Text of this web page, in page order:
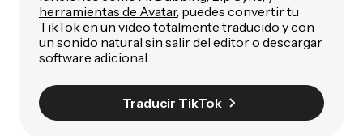
herramientas de Avatar, puedes convertir tu
TikTok en un video totalmente traducido y con
un sonido natural sin salir del editor o descargar
software adicional.
Traducir TikTok